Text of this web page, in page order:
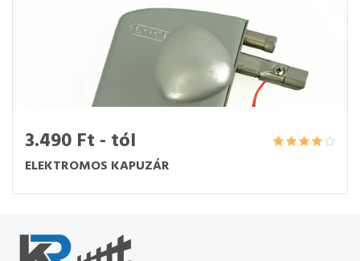
3.490 Ft - tól
ELEKTROMOS KAPUZÁR